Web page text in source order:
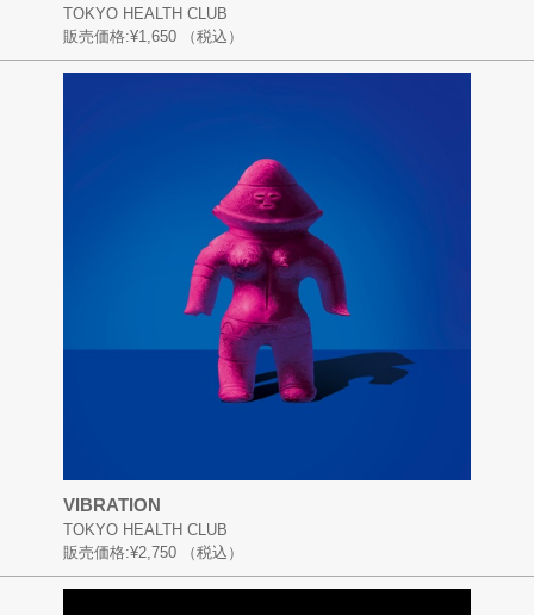
TOKYO HEALTH CLUB
販売価格:¥1,650 （税込）
VIBRATION
TOKYO HEALTH CLUB
販売価格:¥2,750 （税込）